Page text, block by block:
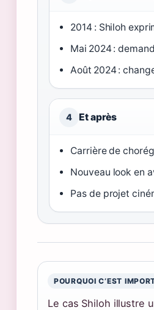
2014 : Shiloh
Mai 2024 :
Août 2024 :
4 Et après
Carrière de
Nouveau look en
Pas de projet
POURQUOI C’EST
Le cas Shiloh illustre